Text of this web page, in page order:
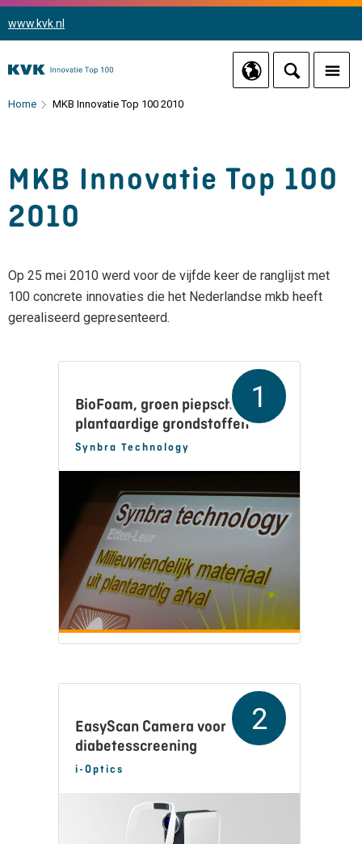
www.kvk.nl
Home MKB Innovatie Top 100 2010
MKB Innovatie Top 100
2010
Op 25 mei 2010 werd voor de vijfde keer de ranglijst met
100 concrete innovaties die het Nederlandse mkb heeft
gerealiseerd gepresenteerd.
BioFoam, groen piepschuim uit
plantaardige grondstoffen
Synbra Technology
1
EasyScan Camera voor
diabetesscreening
i-Optics
2